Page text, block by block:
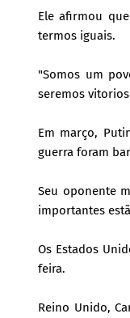
Ele afirmou
termos iguais.
"Somos um
seremos
Em março,
guerra foram
Seu oponente
importantes
Os Estados
feira.
Reino Unido,